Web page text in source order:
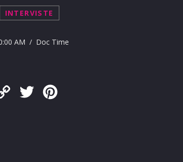
INTERVISTE
AM / Doc Time
Copy
Twitter